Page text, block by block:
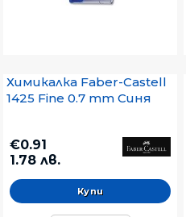
Химикалка Faber-Castell
1425 Fine 0.7 mm Синя
€0.91
1.78 лв.